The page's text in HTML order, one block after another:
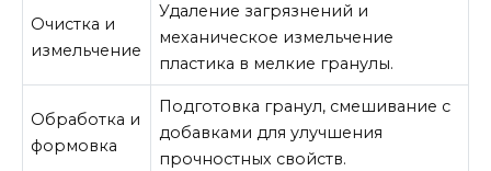
Очистка и
измельчение
Удаление загрязнений и
механическое измельчение
пластика в мелкие гранулы.
Обработка и
формовка
Подготовка гранул, смешивание с
добавками для улучшения
прочностных свойств.